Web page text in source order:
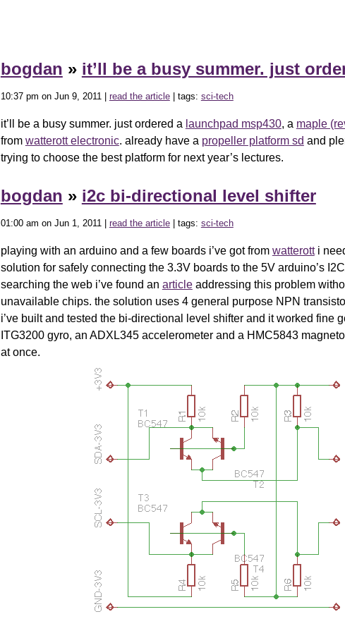
bogdan » it’ll be a busy summer. just
10:37 pm on Jun 9, 2011 | read the article| tags: sci-tech
it’ll be a busy summer. just ordered a launchpad msp430, a maple
from watterott electronic. already have a propeller platform sd and
trying to choose the best platform for next year’s lectures.
bogdan » i2c bi-directional level shifter
01:00 am on Jun 1, 2011 | read the article| tags: sci-tech
playing with an arduino and a few boards i’ve got from watterotti
solution for safely connecting the 3.3V boards to the 5V arduino’s
searching the web i’ve found an articleaddressing this problem
unavailable chips. the solution uses 4 general purpose NPN
i’ve built and tested the bi-directional level shifter and it worked fine
ITG3200 gyro, an ADXL345 accelerometer and a HMC5843
at once.